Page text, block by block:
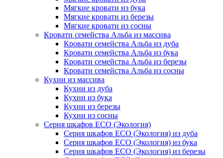
Мягкие кровати из бука
Мягкие кровати из березы
Мягкие кровати из сосны
Кровати семейства Альба из массива
Кровати семейства Альба из дуба
Кровати семейства Альба из бука
Кровати семейства Альба из березы
Кровати семейства Альба из сосны
Кухни из массива
Кухни из дуба
Кухни из бука
Кухни из березы
Кухни из сосны
Серия шкафов ECO (Экология)
Серия шкафов ECO (Экология) из дуба
Серия шкафов ECO (Экология) из бука
Серия шкафов ECO (Экология) из березы